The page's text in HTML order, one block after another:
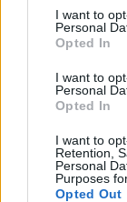
consent section.
I want to
Personal
Opted In
I want to
Personal
Opted In
I want to
Retention,
Personal
Purposes
Opted Out
kínálatot talál
megfelelőt
felén ilyenkor
megvalósítja
Pankánál
felhasznalo•2011.